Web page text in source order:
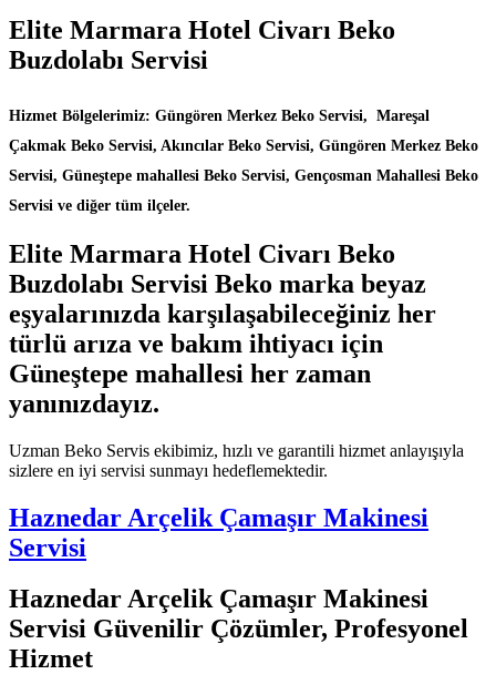
Elite Marmara Hotel Civarı Beko
Buzdolabı Servisi
Hizmet Bölgelerimiz: Güngören Merkez Beko Servisi, Mareşal
Çakmak Beko Servisi, Akıncılar Beko Servisi, Güngören Merkez Beko
Servisi, Güneştepe mahallesi Beko Servisi, Gençosman Mahallesi Beko
Servisi ve diğer tüm ilçeler.
Elite Marmara Hotel Civarı Beko
Buzdolabı Servisi Beko marka beyaz
eşyalarınızda karşılaşabileceğiniz her
türlü arıza ve bakım ihtiyacı için
Güneştepe mahallesi her zaman
yanınızdayız.
Uzman Beko Servis ekibimiz, hızlı ve garantili hizmet anlayışıyla
sizlere en iyi servisi sunmayı hedeflemektedir.
Haznedar Arçelik Çamaşır Makinesi
Servisi
Haznedar Arçelik Çamaşır Makinesi
Servisi Güvenilir Çözümler, Profesyonel
Hizmet